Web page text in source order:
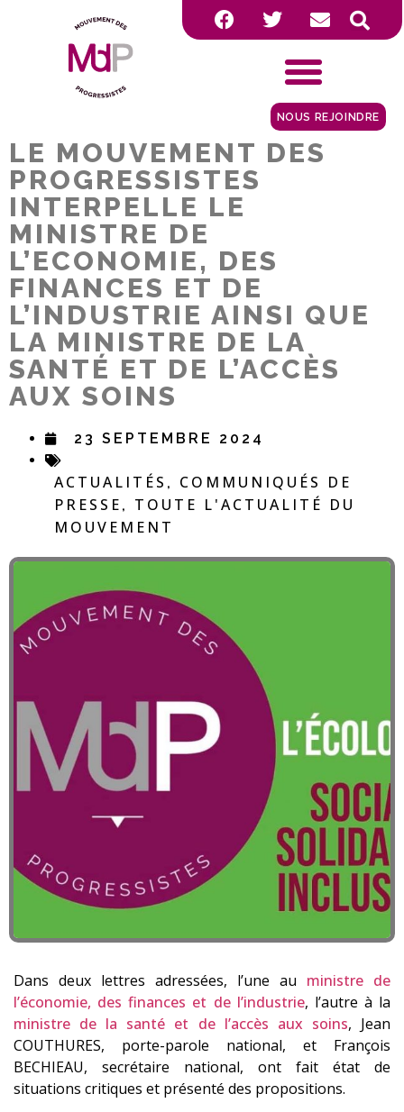
NOUS REJOINDRE
LE MOUVEMENT DES
PROGRESSISTES
INTERPELLE LE
MINISTRE DE
L’ECONOMIE, DES
FINANCES ET DE
L’INDUSTRIE AINSI QUE
LA MINISTRE DE LA
SANTÉ ET DE L’ACCÈS
AUX SOINS
23 SEPTEMBRE 2024
ACTUALITÉS , COMMUNIQUÉS DE
PRESSE , TOUTE L'ACTUALITÉ DU
MOUVEMENT
Dans deux lettres adressées, l’une au ministre de
l’économie, des finances et de l’industrie, l’autre à la
ministre de la santé et de l’accès aux soins, Jean
COUTHURES, porte-parole national, et François
BECHIEAU, secrétaire national, ont fait état de
situations critiques et présenté des propositions.